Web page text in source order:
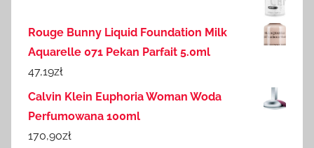
Rouge Bunny Liquid Foundation Milk
Aquarelle 071 Pekan Parfait 5.0ml
47,19zł
Calvin Klein Euphoria Woman Woda
Perfumowana 100ml
170,90zł